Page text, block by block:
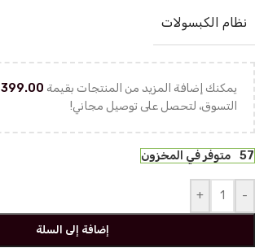
نظام الكبسولات
يمكنك إضافة المزيد من المنتجات بقيمة 399.00
التسوق، لتحصل على توصيل مجاني!
57 متوفر في المخزون
-
+
إضافة إلى السلة